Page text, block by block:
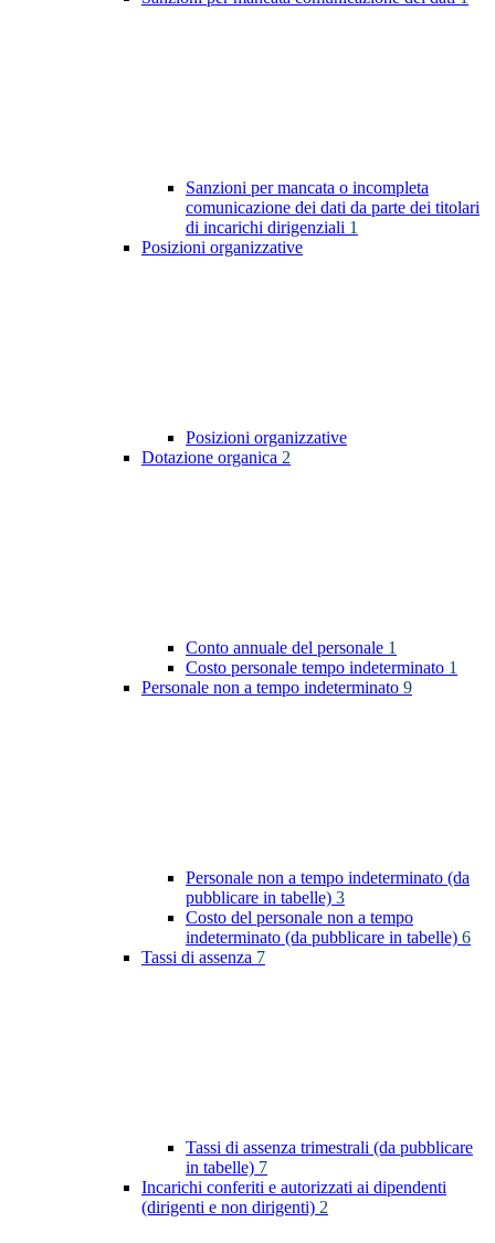
Sanzioni per mancata o incompleta
comunicazione dei dati da parte dei titolari
di incarichi dirigenziali 1
Posizioni organizzative
Posizioni organizzative
Dotazione organica 2
Conto annuale del personale 1
Costo personale tempo indeterminato 1
Personale non a tempo indeterminato 9
Personale non a tempo indeterminato (da
pubblicare in tabelle) 3
Costo del personale non a tempo
indeterminato (da pubblicare in tabelle) 6
Tassi di assenza 7
Tassi di assenza trimestrali (da pubblicare
in tabelle) 7
Incarichi conferiti e autorizzati ai dipendenti
(dirigenti e non dirigenti) 2